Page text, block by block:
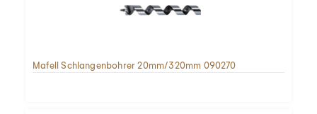
Mafell Schlangenbohrer 20mm/320mm 090270